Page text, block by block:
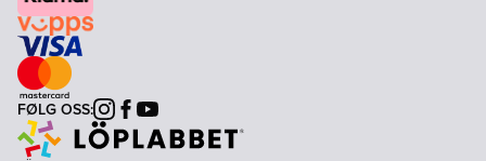
FØLG OSS:Instagram
Facebook
Youtube